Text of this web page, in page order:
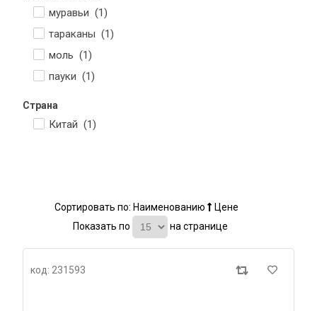
муравьи (1)
тараканы (1)
моль (1)
пауки (1)
Страна
Китай (1)
Сортировать по: Наименованию
Цене
Показать по
на странице
код: 231593